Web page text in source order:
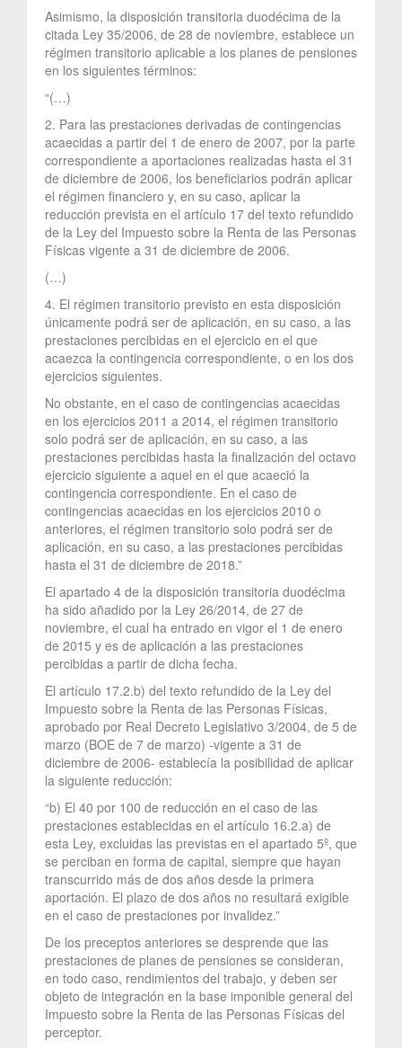
Asimismo, la disposición transitoria duodécima de la
citada Ley 35/2006, de 28 de noviembre, establece un
régimen transitorio aplicable a los planes de pensiones
en los siguientes términos:
“(…)
2. Para las prestaciones derivadas de contingencias
acaecidas a partir del 1 de enero de 2007, por la parte
correspondiente a aportaciones realizadas hasta el 31
de diciembre de 2006, los beneficiarios podrán aplicar
el régimen financiero y, en su caso, aplicar la
reducción prevista en el artículo 17 del texto refundido
de la Ley del Impuesto sobre la Renta de las Personas
Físicas vigente a 31 de diciembre de 2006.
(…)
4. El régimen transitorio previsto en esta disposición
únicamente podrá ser de aplicación, en su caso, a las
prestaciones percibidas en el ejercicio en el que
acaezca la contingencia correspondiente, o en los dos
ejercicios siguientes.
No obstante, en el caso de contingencias acaecidas
en los ejercicios 2011 a 2014, el régimen transitorio
solo podrá ser de aplicación, en su caso, a las
prestaciones percibidas hasta la finalización del octavo
ejercicio siguiente a aquel en el que acaeció la
contingencia correspondiente. En el caso de
contingencias acaecidas en los ejercicios 2010 o
anteriores, el régimen transitorio solo podrá ser de
aplicación, en su caso, a las prestaciones percibidas
hasta el 31 de diciembre de 2018.”
El apartado 4 de la disposición transitoria duodécima
ha sido añadido por la Ley 26/2014, de 27 de
noviembre, el cual ha entrado en vigor el 1 de enero
de 2015 y es de aplicación a las prestaciones
percibidas a partir de dicha fecha.
El artículo 17.2.b) del texto refundido de la Ley del
Impuesto sobre la Renta de las Personas Físicas,
aprobado por Real Decreto Legislativo 3/2004, de 5 de
marzo (BOE de 7 de marzo) -vigente a 31 de
diciembre de 2006- establecía la posibilidad de aplicar
la siguiente reducción:
“b) El 40 por 100 de reducción en el caso de las
prestaciones establecidas en el artículo 16.2.a) de
esta Ley, excluidas las previstas en el apartado 5º, que
se perciban en forma de capital, siempre que hayan
transcurrido más de dos años desde la primera
aportación. El plazo de dos años no resultará exigible
en el caso de prestaciones por invalidez.”
De los preceptos anteriores se desprende que las
prestaciones de planes de pensiones se consideran,
en todo caso, rendimientos del trabajo, y deben ser
objeto de integración en la base imponible general del
Impuesto sobre la Renta de las Personas Físicas del
perceptor.